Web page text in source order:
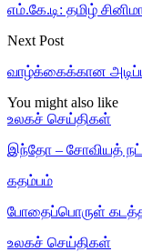
எம்.கே.டி: தமிழ்
Next Post
வாழ்க்கைக்கான
You might also like
உலகச் செய்திகள்
இந்தோ – சோவியத்
கதம்பம்
போதைப்பொருள்
உலகச் செய்திகள்